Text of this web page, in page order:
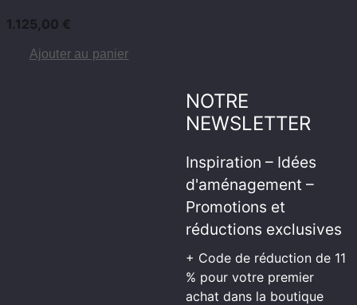
1.125,00 €
Ajouter au panier
NOTRE
NEWSLETTER
Inspiration – Idées
d'aménagement –
Promotions et
réductions exclusives
+ Code de réduction de 11
% pour votre premier
achat dans la boutique